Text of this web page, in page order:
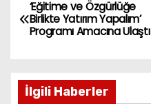
o
t
‘Eğitime ve Özgürlüğe
Birlikte Yatırım Yapalım’
Programı Amacına Ulaştı
İlgili Haberler